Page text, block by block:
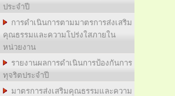
ประจำปี
การดำเนินการตามมาตรการส่งเสริม
คุณธรรมและความโปร่งใสภายใน
หน่วยงาน
รายงานผลการดำเนินการป้องกันการ
ทุจริตประจำปี
มาตรการส่งเสริมคุณธรรมและความ